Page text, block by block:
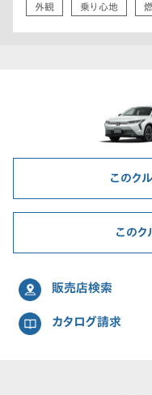
外観 乗り心地
このク
このク
販売店検索
カタログ請求